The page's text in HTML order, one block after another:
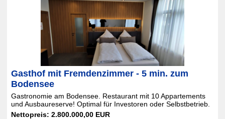
Gasthof mit Fremdenzimmer - 5 min. zum
Bodensee
Gastronomie am Bodensee. Restaurant mit 10 Appartements
und Ausbaureserve! Optimal für Investoren oder Selbstbetrieb.
Nettopreis: 2.800.000,00 EUR